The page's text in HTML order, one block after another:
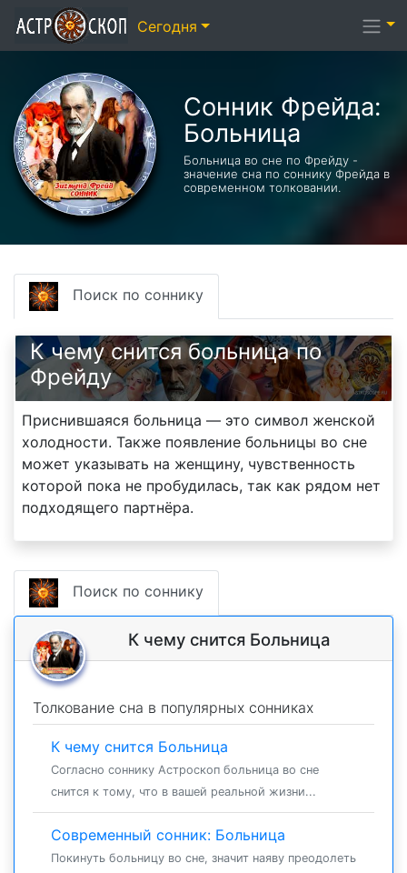
Сонник Фрейда:
Больница
Больница во сне по Фрейду -
значение сна по соннику Фрейда в
современном толковании.
Поиск по соннику
К чему снится больница по
Фрейду
Приснившаяся больница — это символ женской
холодности. Также появление больницы во сне
может указывать на женщину, чувственность
которой пока не пробудилась, так как рядом нет
подходящего партнёра.
Поиск по соннику
К чему снится Больница
Толкование сна в популярных сонниках
К чему снится Больница
Согласно соннику Астроскоп больница во сне
снится к тому, что в вашей реальной жизни...
Современный сонник: Больница
Покинуть больницу во сне, значит наяву преодолеть
Сегодня